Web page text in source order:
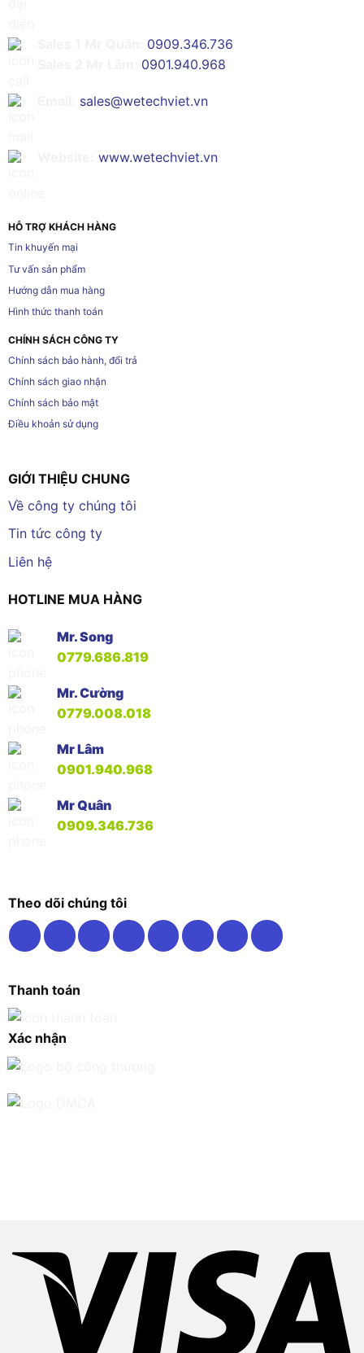
0909.346.736
0901.940.968
sales@wetechviet.vn
www.wetechviet.vn
HỖ TRỢ KHÁCH HÀNG
Tin khuyến mại
Tư vấn sản phẩm
Hướng dẫn mua hàng
Hình thức thanh toán
CHÍNH SÁCH CÔNG TY
Chính sách bảo hành, đổi trả
Chính sách giao nhận
Chính sách bảo mật
Điều khoản sử dụng
GIỚI THIỆU CHUNG
Về công ty chúng tôi
Tin tức công ty
Liên hệ
HOTLINE MUA HÀNG
Mr. Song
0779.686.819
Mr. Cường
0779.008.018
Mr Lâm
0901.940.968
Mr Quân
0909.346.736
Theo dõi chúng tôi
Thanh toán
Xác nhận